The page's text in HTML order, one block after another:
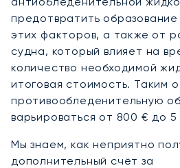
предотвратить
этих факторов, а также от
судна, который влияет на
количество необходимой
итоговая стоимость. Таким
противообледенительную
варьироваться от 800 € до
Мы знаем, как неприятно
дополнительный счёт за